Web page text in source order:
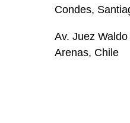
Condes,
Av. Juez
Arenas, Chile